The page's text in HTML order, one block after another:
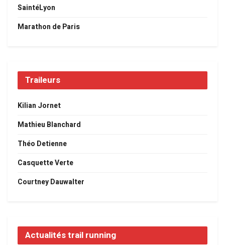
SaintéLyon
Marathon de Paris
Traileurs
Kilian Jornet
Mathieu Blanchard
Théo Detienne
Casquette Verte
Courtney Dauwalter
Actualités trail running